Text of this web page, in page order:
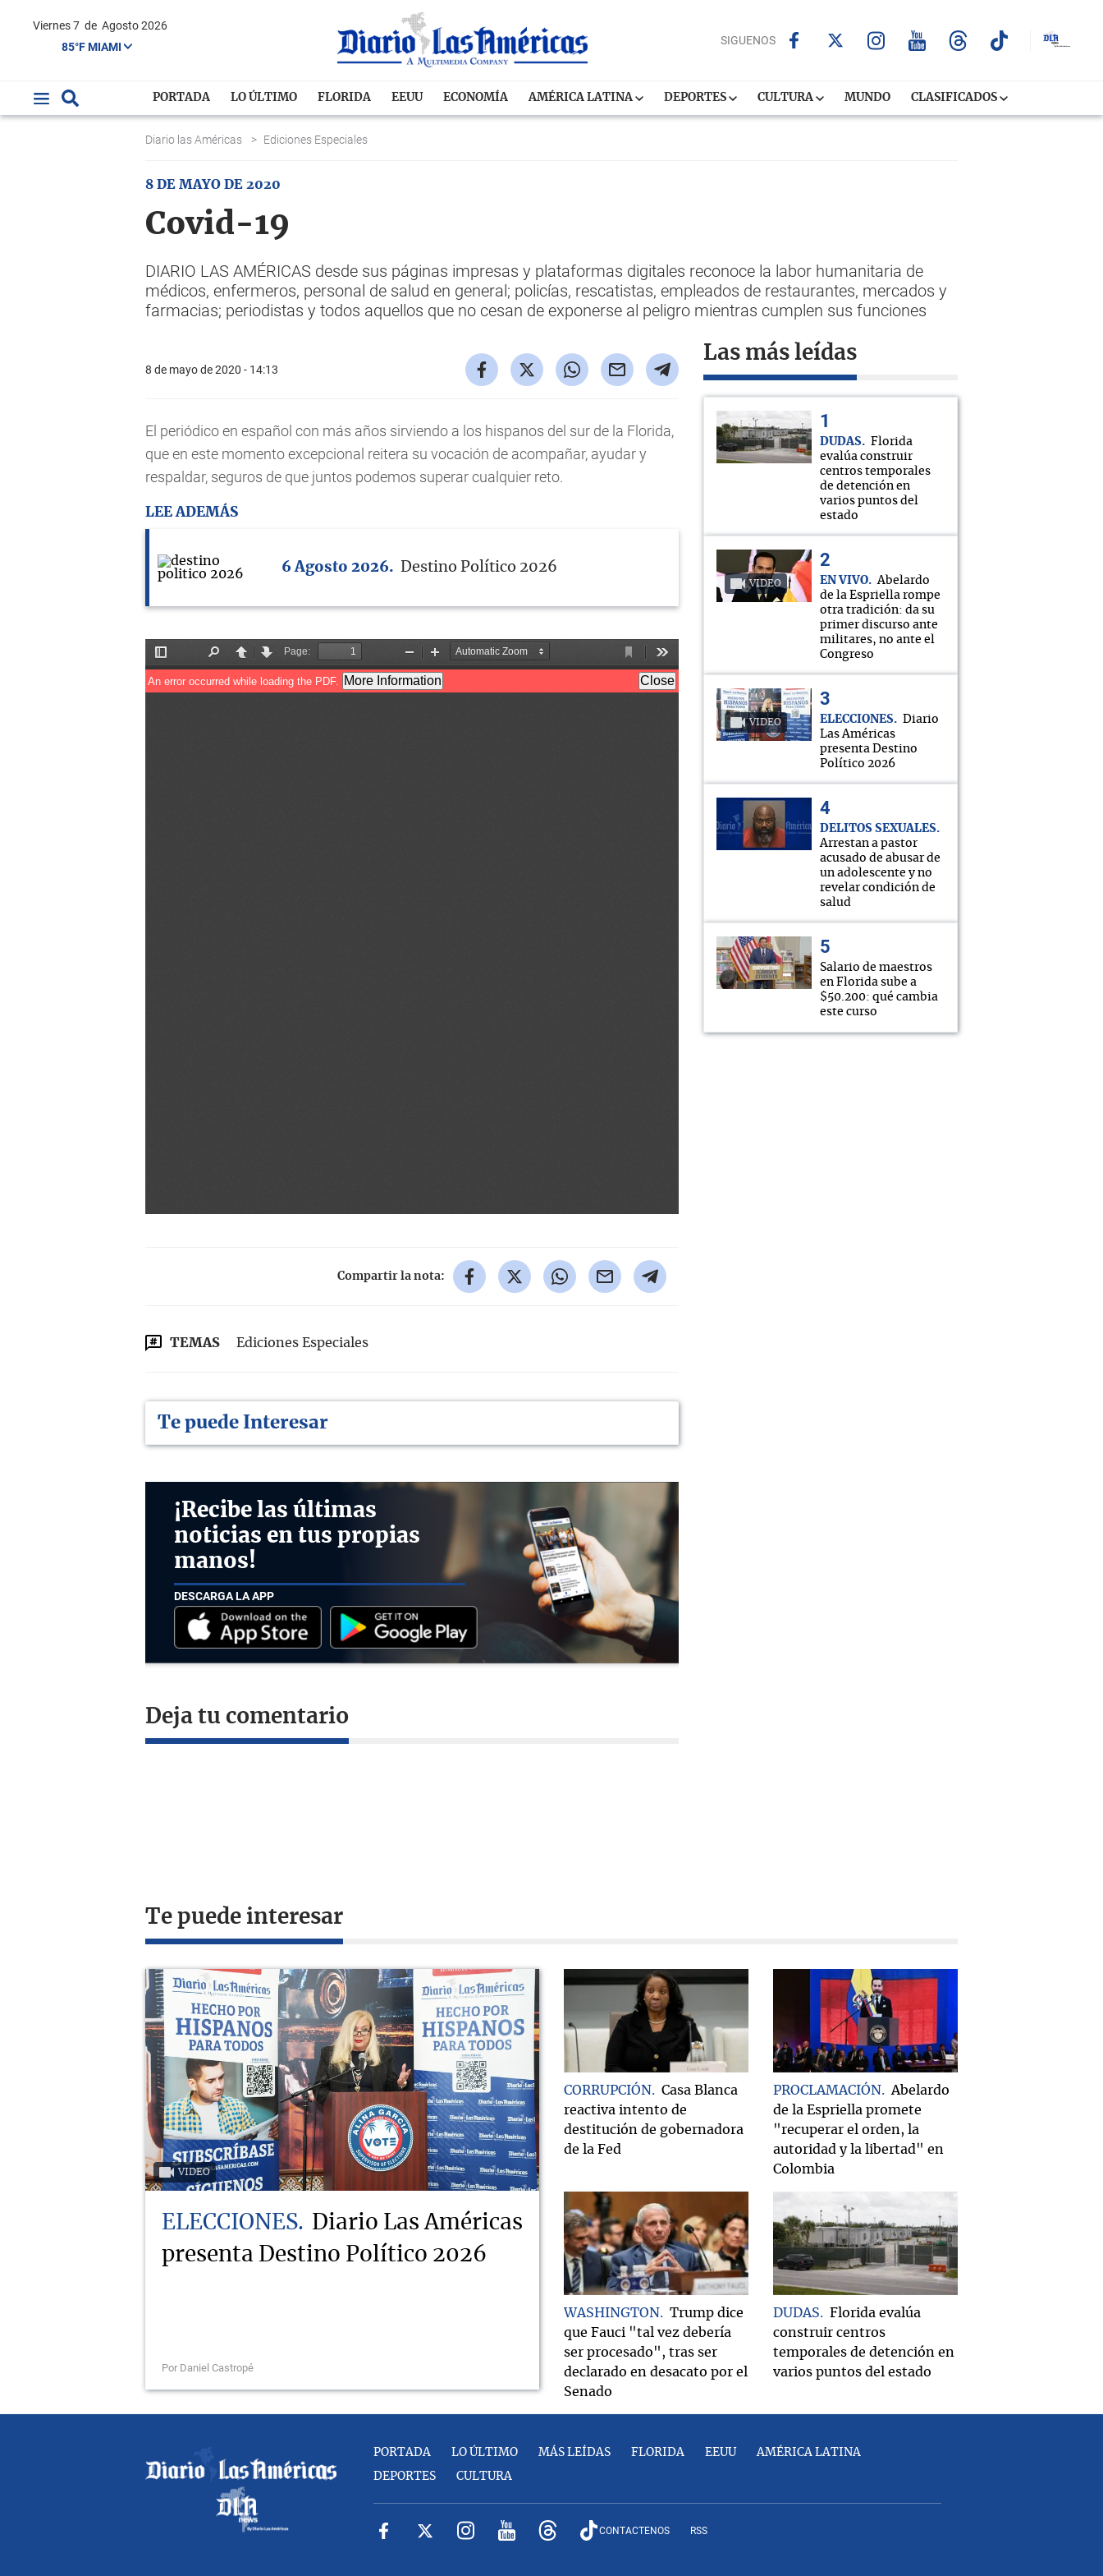
Viernes 7 de Agosto 2026
85°F MIAMI
SIGUENOS
PORTADA LO ÚLTIMO FLORIDA EEUU ECONOMÍA AMÉRICA LATINA DEPORTES CULTURA MUNDO CLASIFICADOS
Diario las Américas > Ediciones Especiales
8 DE MAYO DE 2020
Covid-19
DIARIO LAS AMÉRICAS desde sus páginas impresas y plataformas digitales reconoce la labor humanitaria de
médicos, enfermeros, personal de salud en general; policías, rescatistas, empleados de restaurantes, mercados y
farmacias; periodistas y todos aquellos que no cesan de exponerse al peligro mientras cumplen sus funciones
8 de mayo de 2020 - 14:13
El periódico en español con más años sirviendo a los hispanos del sur de la Florida,
que en este momento excepcional reitera su vocación de acompañar, ayudar y
respaldar, seguros de que juntos podemos superar cualquier reto.
LEE ADEMÁS
6 Agosto 2026 Destino Político 2026
Compartir la nota:
TEMAS Ediciones Especiales
Te puede Interesar
¡Recibe las últimas
noticias en tus propias
manos!
DESCARGA LA APP
Deja tu comentario
Las más leídas
DUDAS
Florida
evalúa construir
centros temporales
de detención en
varios puntos del
estado
VIDEO EN VIVO
Abelardo
de la Espriella rompe
otra tradición: da su
primer discurso ante
militares, no ante el
Congreso
VIDEO ELECCIONES
Diario
Las Américas
presenta Destino
Político 2026
DELITOS SEXUALES
Arrestan a pastor
acusado de abusar de
un adolescente y no
revelar condición de
salud
Salario de maestros
en Florida sube a
$50.200: qué cambia
este curso
Te puede interesar
VIDEO
ELECCIONES
Diario Las Américas
presenta Destino Político 2026
Por Daniel Castropé
CORRUPCIÓN
Casa Blanca
reactiva intento de
destitución de gobernadora
de la Fed
PROCLAMACIÓN
Abelardo
de la Espriella promete
"recuperar el orden, la
autoridad y la libertad" en
Colombia
WASHINGTON
Trump dice
que Fauci "tal vez debería
ser procesado", tras ser
declarado en desacato por el
Senado
DUDAS
Florida evalúa
construir centros
temporales de detención en
varios puntos del estado
PORTADA LO ÚLTIMO MÁS LEÍDAS FLORIDA EEUU AMÉRICA LATINA
DEPORTES CULTURA
CONTACTENOS RSS